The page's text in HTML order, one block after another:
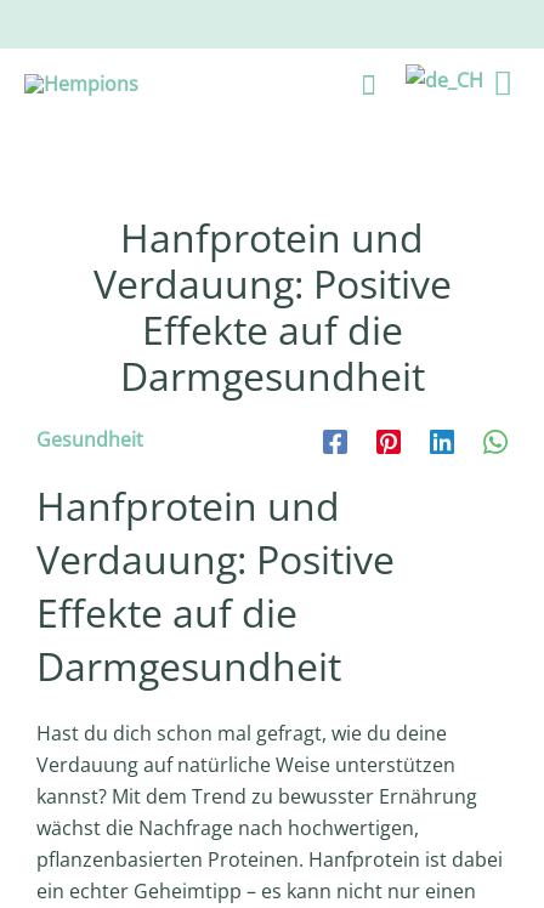
Inhalt
springen
Suche
Hanfprotein und
Verdauung: Positive
Effekte auf die
Darmgesundheit
Gesundheit
Hanfprotein und
Verdauung: Positive
Effekte auf die
Darmgesundheit
Hast du dich schon mal gefragt, wie du deine
Verdauung auf natürliche Weise unterstützen
kannst? Mit dem Trend zu bewusster Ernährung
wächst die Nachfrage nach hochwertigen,
pflanzenbasierten Proteinen. Hanfprotein ist dabei
ein echter Geheimtipp – es kann nicht nur einen